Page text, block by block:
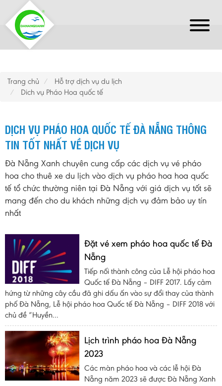
Trang chủ
Hỗ trợ dịch vụ du lịch
Dich vụ Pháo Hoa quốc tế
DỊCH VỤ PHÁO HOA QUỐC TẾ ĐÀ NẴNG THÔNG
TIN TỐT NHẤT VỀ DỊCH VỤ
Đà Nẵng Xanh chuyên cung cấp các dịch vụ vé pháo
hoa cho thuê xe du lịch vào dịch vụ pháo hoa hoa quốc
tế tổ chức thường niên tại Đà Nẵng với giá dịch vụ tốt sẽ
mang đến cho du khách những dịch vụ đảm bảo uy tín
nhất
Đặt vé xem pháo hoa quốc tế Đà
Nẵng
Tiếp nối thành công của Lễ hội pháo hoa
Quốc tế Đà Nẵng – DIFF 2017. Lấy cảm
hứng từ những cây cầu đã ghi dấu ấn vào sự đổi thay của thành
phố Đà Nẵng, Lễ hội pháo hoa Quốc tế Đà Nẵng – DIFF 2018 với
chủ đề “Huyền...
Lịch trình pháo hoa Đà Nẵng
2023
Các màn pháo hoa và các lễ hội Đà
Nẵng năm 2023 sẽ được Đà Nẵng Xanh